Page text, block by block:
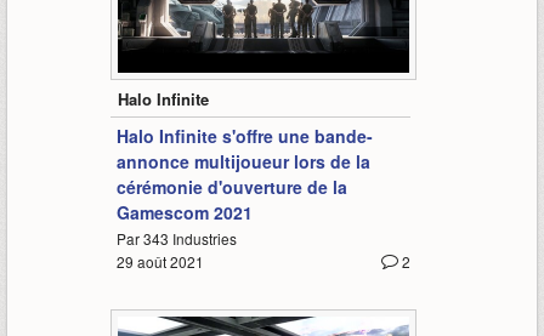
Halo Infinite
Halo Infinite s'offre une bande-
annonce multijoueur lors de la
cérémonie d'ouverture de la
Gamescom 2021
Par 343 Industries
2
29 août 2021